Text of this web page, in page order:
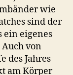
wie
sind der
ein eigenes
von
des Jahres
am Körper